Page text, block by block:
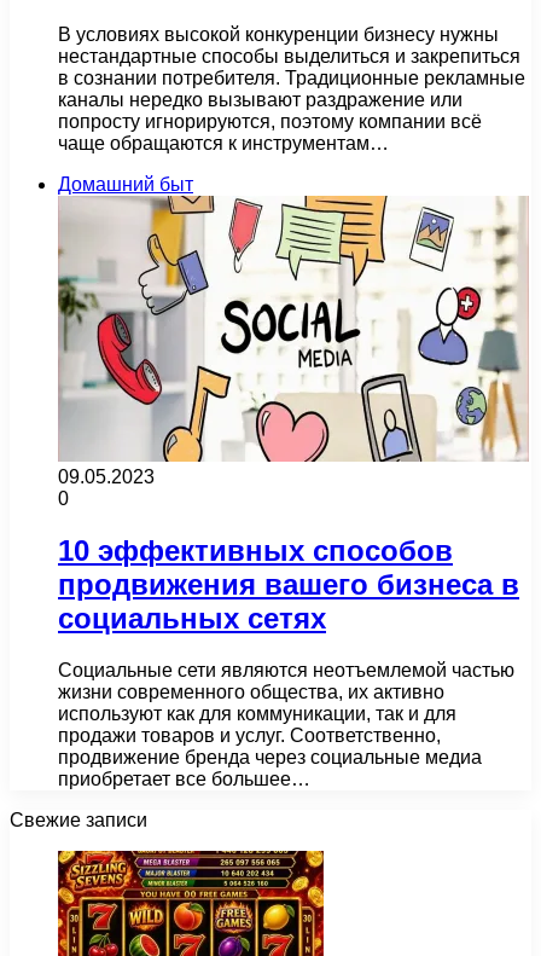
В условиях высокой конкуренции бизнесу нужны
нестандартные способы выделиться и закрепиться
в сознании потребителя. Традиционные рекламные
каналы нередко вызывают раздражение или
попросту игнорируются, поэтому компании всё
чаще обращаются к инструментам…
Домашний быт
09.05.2023
0
10 эффективных способов
продвижения вашего бизнеса в
социальных сетях
Социальные сети являются неотъемлемой частью
жизни современного общества, их активно
используют как для коммуникации, так и для
продажи товаров и услуг. Соответственно,
продвижение бренда через социальные медиа
приобретает все большее…
Свежие записи